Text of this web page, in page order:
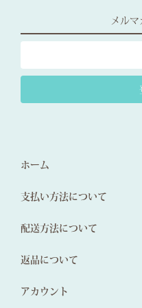
メル
ホーム
支払い方法について
配送方法について
返品について
アカウント